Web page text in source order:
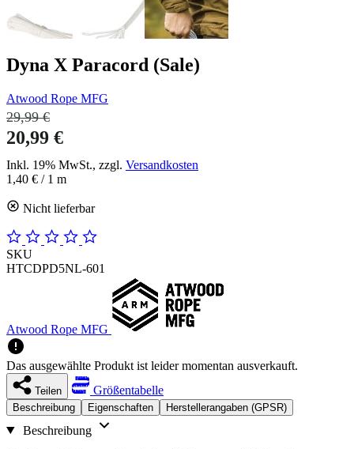
Dyna X Paracord (Sale)
Atwood Rope MFG
29,99 €
20,99 €
Inkl. 19% MwSt., zzgl. Versandkosten
1,40 € / 1 m
Nicht lieferbar
SKU
HTCDPD5NL-601
Atwood Rope MFG
Das ausgewählte Produkt ist leider momentan ausverkauft.
Teilen Größentabelle
Beschreibung Eigenschaften Herstellerangaben (GPSR)
Beschreibung